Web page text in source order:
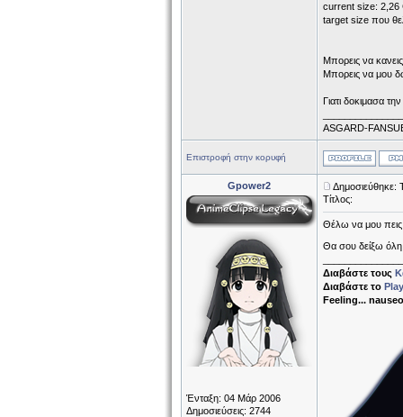
current size: 2,26
target size που
Μπορεις να
Μπορεις να μου
Γιατι δοκιμασα
ASGARD-
Επιστροφή στην κορυφή
Gpower2
Ένταξη: 04 Μάρ 2006
Δημοσιεύσεις: 2744
Δημοσιεύθηκε:
Τίτλος:
Θέλω να μου πεις
Θα σου δείξω όλη
Διαβάστε τους
Διαβάστε το
Feeling...